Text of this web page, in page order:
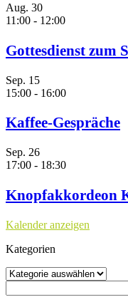
Aug. 30
11:00 - 12:00
Gottesdienst zum
Sep. 15
15:00 - 16:00
Kaffee-Gespräche
Sep. 26
17:00 - 18:30
Knopfakkordeon
Kalender anzeigen
Kategorien
Kategorien
nach: